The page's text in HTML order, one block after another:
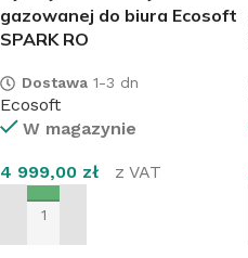
gazowanej do biura Ecosoft
SPARK RO
Dostawa 1-3 dn
Ecosoft
W magazynie
4 999,00 zł z VAT
DODAJ DO KOSZYKA